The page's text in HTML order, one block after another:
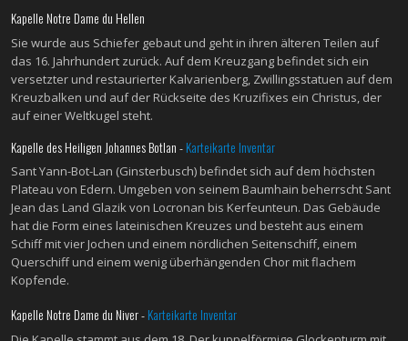
Kapelle Notre Dame du Hellen
Sie wurde aus Schiefer gebaut und geht in ihren älteren Teilen auf
das 16. Jahrhundert zurück. Auf dem Kreuzgang befindet sich ein
versetzter und restaurierter Kalvarienberg, Zwillingsstatuen auf dem
Kreuzbalken und auf der Rückseite des Kruzifixes ein Christus, der
auf einer Weltkugel steht.
Kapelle des Heiligen Johannes Botlan - Karteikarte Inventar
Sant Yann-Bot-Lan (Ginsterbusch) befindet sich auf dem höchsten
Plateau von Edern. Umgeben von seinem Baumhain beherrscht Sant
Jean das Land Glazik von Locronan bis Kerfeunteun. Das Gebäude
hat die Form eines lateinischen Kreuzes und besteht aus einem
Schiff mit vier Jochen und einem nördlichen Seitenschiff, einem
Querschiff und einem wenig überhängenden Chor mit flachem
Kopfende.
Kapelle Notre Dame du Niver - Karteikarte Inventar